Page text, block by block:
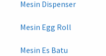
Mesin Dispenser
Mesin Egg Roll
Mesin Es Batu